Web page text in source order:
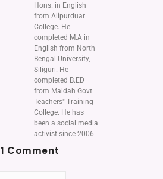
Hons. in English
from Alipurduar
College. He
completed M.A in
English from North
Bengal University,
Siliguri. He
completed B.ED
from Maldah Govt.
Teachers" Training
College. He has
been a social media
activist since 2006.
1 Comment